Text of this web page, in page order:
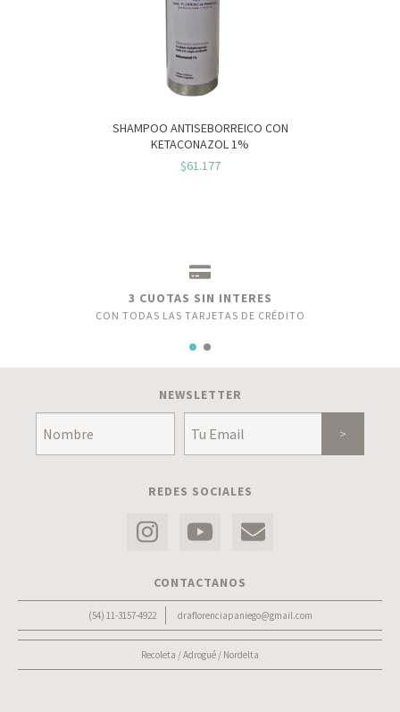
SHAMPOO ANTISEBORREICO CON
KETACONAZOL 1%
$61.177
3 CUOTAS SIN INTERES
CON TODAS LAS TARJETAS DE CRÉDITO
NEWSLETTER
REDES SOCIALES
CONTACTANOS
(54) 11-3157-4922 draflorenciapaniego@gmail.com
Recoleta / Adrogué / Nordelta